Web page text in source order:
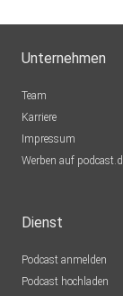
Unternehmen
Team
Karriere
Impressum
Werben auf
Dienst
Podcast anmelden
Podcast hochladen